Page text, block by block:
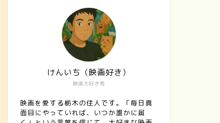
映画大好き男
けんいち（映画好き）
映画を愛する栃木の住人です。「毎日真
面目にやっていれば、いつか誰かに届